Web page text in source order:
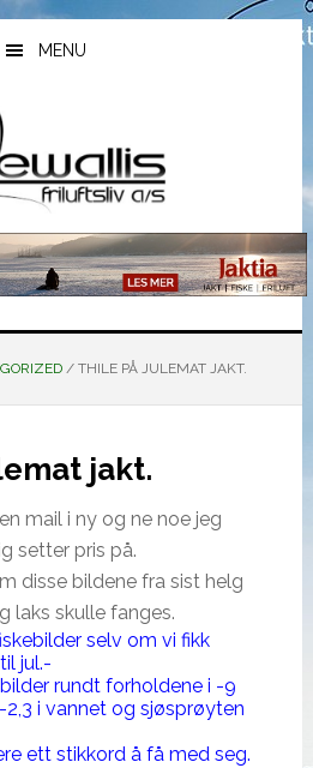
MENU
/THILE PÅ JULEMAT JAKT.
jakt.
mail i ny og ne noe jeg
setter pris på.
disse bildene fra sist helg
laks skulle fanges.
selv om vi fikk
jul.-
rundt forholdene i -9
i vannet og sjøsprøyten
ett stikkord å få med seg.